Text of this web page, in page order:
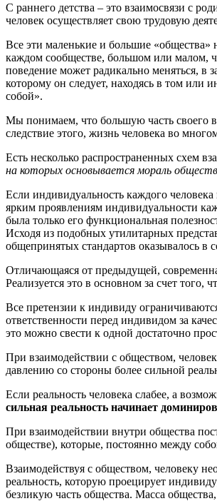
С раннего детства – это взаимосвязи с
человек осуществляет свою трудовую
Все эти маленькие и большие «общества»
каждом сообществе, большом или малом,
поведение может радикально меняться, в
которому он следует, находясь в том или
собой».
Мы понимаем, что большую часть своего
следствие этого, жизнь человека во
Есть несколько распространенных схем
на которых основывается мораль
Если индивидуальность каждого человека
ярким проявлениям индивидуальности
была только его функциональная
Исходя из подобных утилитарных
общепринятых стандартов оказывалось в
Отличающаяся от предыдущей,
Реализуется это в основном за счет того,
Все претензии к индивиду
ответственности перед индивидом за
это можно свести к одной достаточно
При взаимодействии с обществом,
давлению со стороны более сильной
Если реальность человека слабее, а
сильная реальность начинает
При взаимодействии внутри общества
обществе), которые, постоянно между
Взаимодействуя с обществом, человеку
реальность, которую проецирует
безликую часть общества. Масса